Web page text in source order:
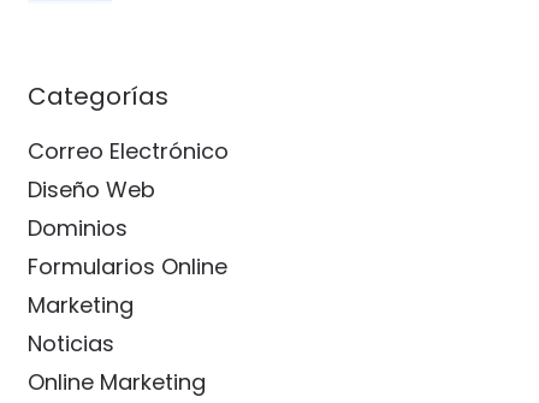
Categorías
Correo Electrónico
Diseño Web
Dominios
Formularios Online
Marketing
Noticias
Online Marketing